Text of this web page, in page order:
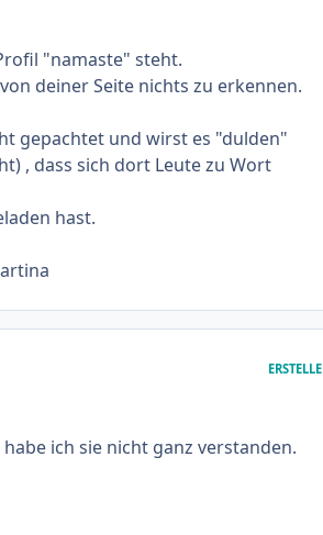
"namaste" steht.
deiner Seite nichts zu erkennen.
gepachtet und wirst es "dulden"
, dass sich dort Leute zu Wort
hast.
ich sie nicht ganz verstanden.